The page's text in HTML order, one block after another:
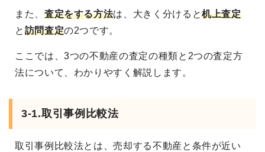
また、 査定をする方法は、大きく分けると机上査定
と 訪問査定の2つです。
ここでは、3つの不動産の査定の種類と2つの査定方
法について、わかりやすく解説します。
3-1.取引事例比較法
取引事例比較法とは、売却する不動産と条件が近い